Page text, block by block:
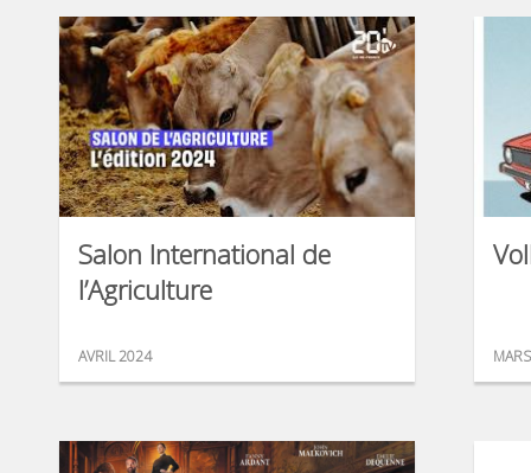
Salon International de
l’Agriculture
AVRIL 2024